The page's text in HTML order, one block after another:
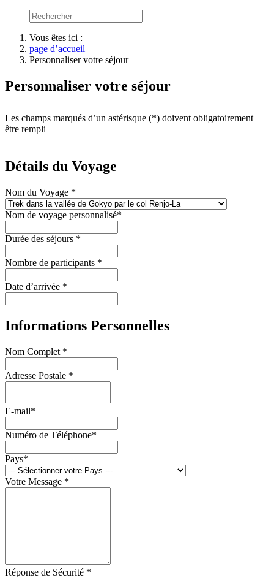
Vous êtes ici :
page d’accueil
Personnaliser votre séjour
Personnaliser votre séjour
Les champs marqués d’un astérisque (*) doivent obligatoirement
être rempli
Détails du Voyage
Nom du Voyage *
Nom de voyage personnalisé*
Durée des séjours *
Nombre de participants *
Date d’arrivée *
Informations Personnelles
Nom Complet *
Adresse Postale *
E-mail*
Numéro de Téléphone*
Pays*
Votre Message *
Réponse de Sécurité *